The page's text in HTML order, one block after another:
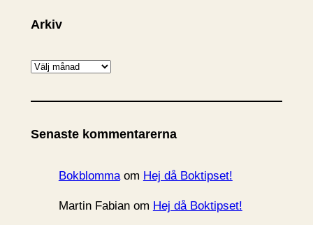
Arkiv
A
k
v
Senaste kommentarerna
Bokblommaom Hej då Boktipset!
Martin Fabianom Hej då Boktipset!